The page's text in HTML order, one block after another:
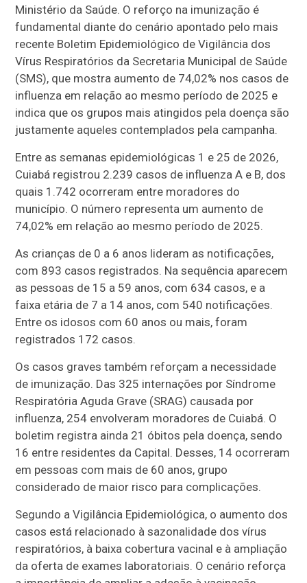
Ministério da Saúde. O reforço na imunização é
fundamental diante do cenário apontado pelo mais
recente Boletim Epidemiológico de Vigilância dos
Vírus Respiratórios da Secretaria Municipal de Saúde
(SMS), que mostra aumento de 74,02% nos casos de
influenza em relação ao mesmo período de 2025 e
indica que os grupos mais atingidos pela doença são
justamente aqueles contemplados pela campanha.
Entre as semanas epidemiológicas 1 e 25 de 2026,
Cuiabá registrou 2.239 casos de influenza A e B, dos
quais 1.742 ocorreram entre moradores do
município. O número representa um aumento de
74,02% em relação ao mesmo período de 2025.
As crianças de 0 a 6 anos lideram as notificações,
com 893 casos registrados. Na sequência aparecem
as pessoas de 15 a 59 anos, com 634 casos, e a
faixa etária de 7 a 14 anos, com 540 notificações.
Entre os idosos com 60 anos ou mais, foram
registrados 172 casos.
Os casos graves também reforçam a necessidade
de imunização. Das 325 internações por Síndrome
Respiratória Aguda Grave (SRAG) causada por
influenza, 254 envolveram moradores de Cuiabá. O
boletim registra ainda 21 óbitos pela doença, sendo
16 entre residentes da Capital. Desses, 14 ocorreram
em pessoas com mais de 60 anos, grupo
considerado de maior risco para complicações.
Segundo a Vigilância Epidemiológica, o aumento dos
casos está relacionado à sazonalidade dos vírus
respiratórios, à baixa cobertura vacinal e à ampliação
da oferta de exames laboratoriais. O cenário reforça